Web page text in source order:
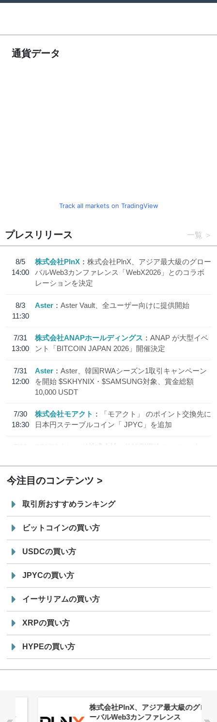
通貨データ
Track all markets on TradingView
プレスリリース 一覧
8/5
14:00
株式会社PlnX
株式会社PlnX、アジア最大級のグロー
バルWeb3カンファレンス「WebX2026」とのコラボ
レーションを決定
8/3
11:30
Aster Aster Vault、全ユーザー向けに提供開始
7/31
13:00
株式会社ANAPホールディングス
ANAP が大型イベ
ント「BITCOIN JAPAN 2026」開催決定
7/31
12:00
Aster
Aster、韓国RWAシーズン1取引キャンペーン
を開始 $SKHYNIX・$SAMSUNG対象、賞金総額
10,000 USDT
7/30
18:30
株式会社モアクト
「モアクト」 のポイント交換先に
日本円ステーブルコイン「 JPYC」を追加
7/29
SBI VCトレード株式会社
信託型円建てステーブル
今注目のコンテンツ
取引所おすすめランキング
ビットコインの買い方
USDCの買い方
JPYCの買い方
イーサリアムの買い方
XRPの買い方
HYPEの買い方
株式会社PlnX、アジア最大級のグロ
ーバルWeb3カンファレンス